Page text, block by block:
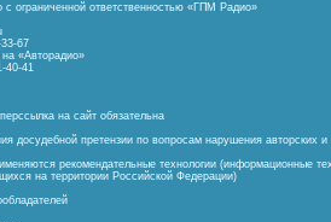
с ограниченной ответственностью «ГПМ Радио»
67
«Авторадио»
40-41
на сайт обязательна
досудебной претензии по вопросам нарушения авторских
рекомендательные технологии (информационные
на территории Российской Федерации)